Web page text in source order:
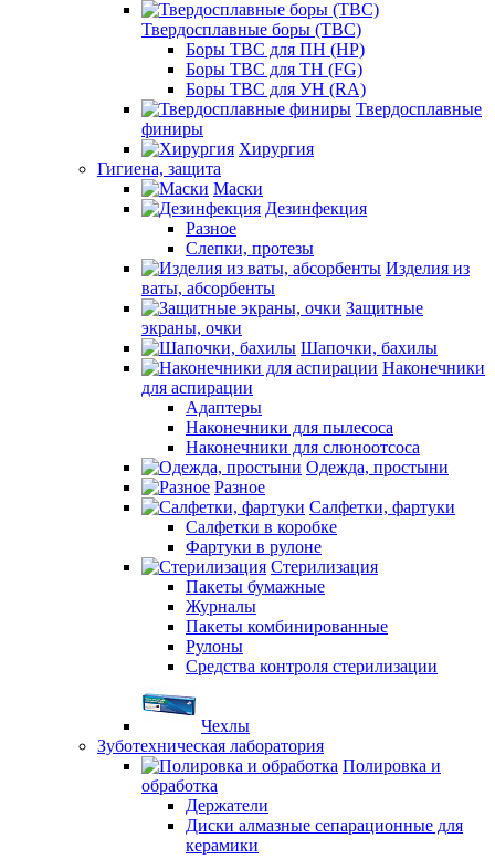
Твердосплавные боры (ТВС)
Боры ТВС для ПН (HP)
Боры ТВС для ТН (FG)
Боры ТВС для УН (RA)
Твердосплавные
финиры
Хирургия
Гигиена, защита
Маски
Дезинфекция
Разное
Слепки, протезы
Изделия из
ваты, абсорбенты
Защитные
экраны, очки
Шапочки, бахилы
Наконечники
для аспирации
Адаптеры
Наконечники для пылесоса
Наконечники для слюноотсоса
Одежда, простыни
Разное
Салфетки, фартуки
Салфетки в коробке
Фартуки в рулоне
Стерилизация
Пакеты бумажные
Журналы
Пакеты комбинированные
Рулоны
Средства контроля стерилизации
Чехлы
Зуботехническая лаборатория
Полировка и
обработка
Держатели
Диски алмазные сепарационные для
керамики